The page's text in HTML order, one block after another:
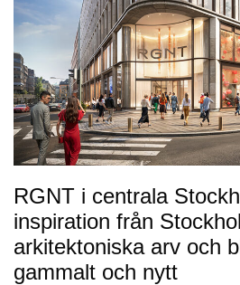
RGNT i centrala
inspiration från
arkitektoniska arv och
gammalt och nytt